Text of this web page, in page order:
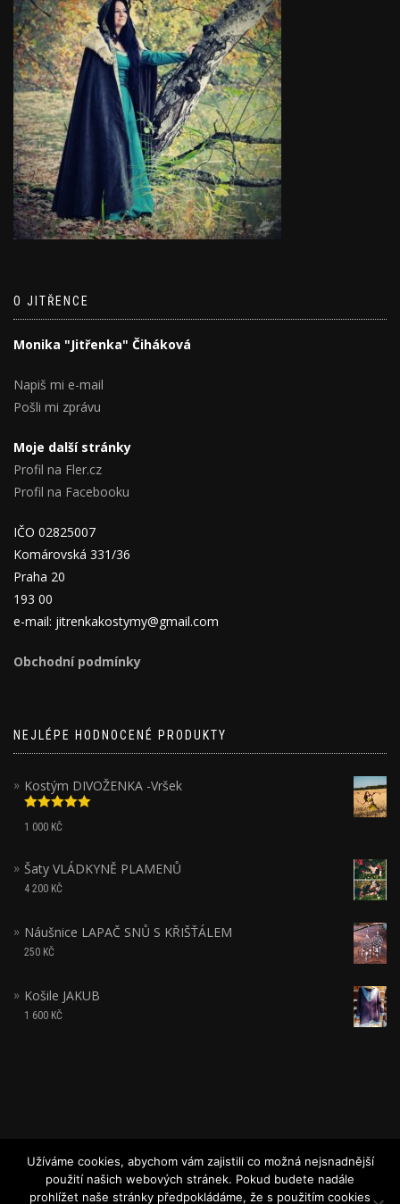
O JITŘENCE
Monika "Jitřenka" Čiháková
Napiš mi e-mail
Pošli mi zprávu
Moje další stránky
Profil na Fler.cz
Profil na Facebooku
IČO 02825007
Komárovská 331/36
Praha 20
193 00
e-mail: jitrenkakostymy@gmail.com
Obchodní podmínky
NEJLÉPE HODNOCENÉ PRODUKTY
Kostým DIVOŽENKA -Vršek
Hodnocení
5.00z 5
1 000 KČ
Šaty VLÁDKYNĚ PLAMENŮ
4 200 KČ
Náušnice LAPAČ SNŮ S KŘIŠŤÁLEM
250 KČ
Košile JAKUB
1 600 KČ
JITŘENKA
Užíváme cookies, abychom vám zajistili co možná nejsnadnější
použití našich webových stránek. Pokud budete nadále
prohlížet naše stránky předpokládáme, že s použitím cookies